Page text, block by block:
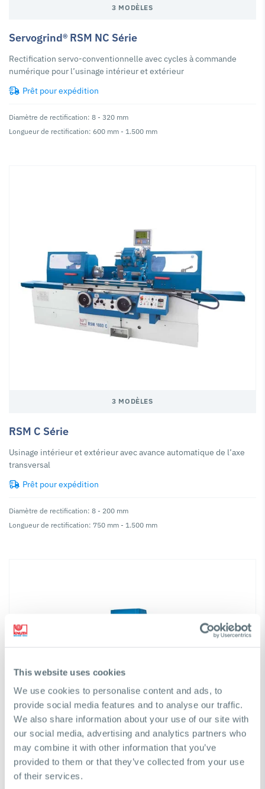
This website uses cookies
We use cookies to personalise content and ads, to
provide social media features and to analyse our traffic.
We also share information about your use of our site with
our social media, advertising and analytics partners who
may combine it with other information that you’ve
provided to them or that they’ve collected from your use
of their services.
3 MODÈLES
Servogrind® RSM NC Série
Rectification servo-conventionnelle avec cycles à commande
numérique pour l’usinage intérieur et extérieur
Prêt pour expédition
Diamètre de rectification: 8 - 320 mm
Longueur de rectification: 600 mm - 1.500 mm
3 MODÈLES
RSM C Série
Usinage intérieur et extérieur avec avance automatique de l’axe
transversal
Prêt pour expédition
Diamètre de rectification: 8 - 200 mm
Longueur de rectification: 750 mm - 1.500 mm